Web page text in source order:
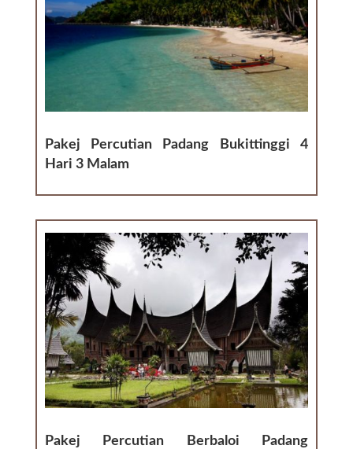
Pakej Percutian Padang Bukittinggi 4
Hari 3 Malam
Pakej Percutian Berbaloi Padang